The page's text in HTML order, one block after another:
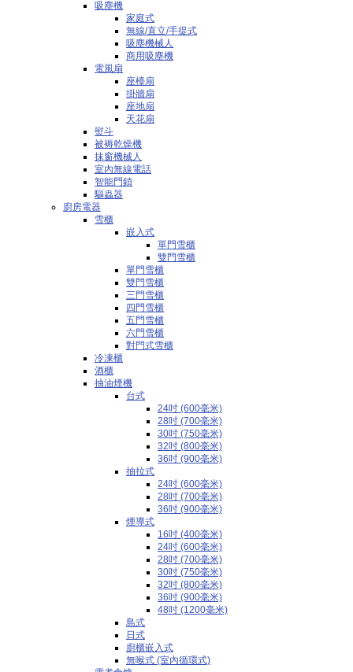
吸塵機
家庭式
無線/直立/手提式
吸塵機械人
商用吸塵機
電風扇
座檯扇
掛牆扇
座地扇
天花扇
熨斗
被褥乾燥機
抹窗機械人
室內無線電話
智能門鎖
驅蟲器
廚房電器
雪櫃
嵌入式
單門雪櫃
雙門雪櫃
單門雪櫃
雙門雪櫃
三門雪櫃
四門雪櫃
五門雪櫃
六門雪櫃
對門式雪櫃
冷凍櫃
酒櫃
抽油煙機
台式
24吋 (600毫米)
28吋 (700毫米)
30吋 (750毫米)
32吋 (800毫米)
36吋 (900毫米)
抽拉式
24吋 (600毫米)
28吋 (700毫米)
36吋 (900毫米)
煙導式
16吋 (400毫米)
24吋 (600毫米)
28吋 (700毫米)
30吋 (750毫米)
32吋 (800毫米)
36吋 (900毫米)
48吋 (1200毫米)
島式
日式
廚櫃嵌入式
無喉式 (室內循環式)